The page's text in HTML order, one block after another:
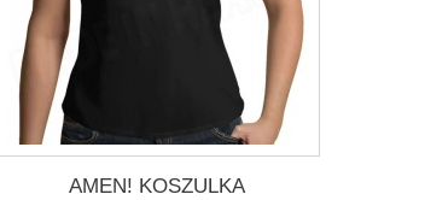
AMEN! KOSZULKA